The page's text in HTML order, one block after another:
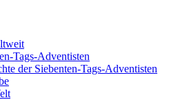
Tags-Adventisten
der Siebenten-Tags-Adventisten